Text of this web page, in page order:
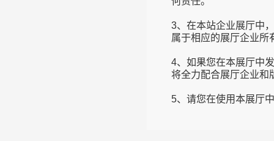
3、在本站企业展厅中
属于相应的展厅企业所
4、如果您在本展厅中
将全力配合展厅企业和